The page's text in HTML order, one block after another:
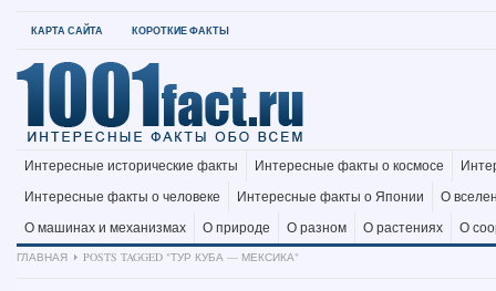
КАРТА САЙТА КОРОТКИЕ ФАКТЫ
Интересные исторические факты Интересные факты о космосе
Интересные факты о человеке
Интересные факты о Японии
О
О машинах и механизмах
О природе О разном О растениях
О
ГЛАВНАЯ
POSTS TAGGED "ТУР КУБА — МЕКСИКА"